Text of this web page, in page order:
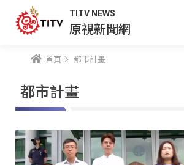
TITV NEWS
原視新聞網
首頁 都市計畫
都市計畫